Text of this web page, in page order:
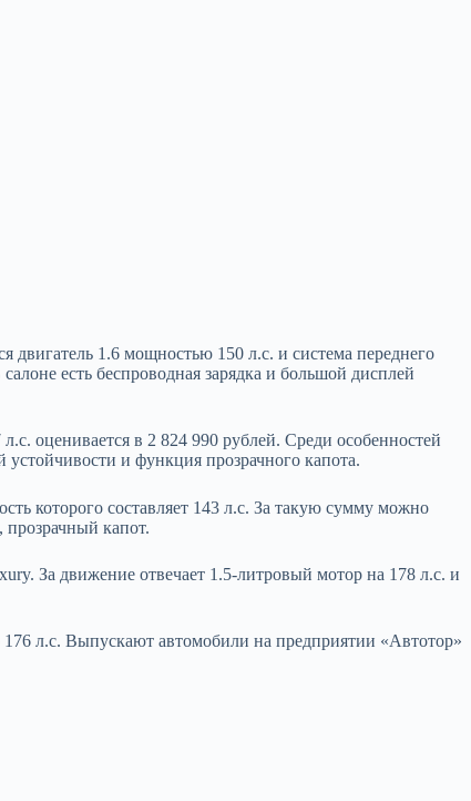
двигатель 1.6 мощностью 150 л.с. и система переднего
есть беспроводная зарядка и большой дисплей
оценивается в 2 824 990 рублей. Среди особенностей
и функция прозрачного капота.
которого составляет 143 л.с. За такую сумму можно
прозрачный капот.
За движение отвечает 1.5-литровый мотор на 178 л.с. и
л.с. Выпускают автомобили на предприятии «Автотор»